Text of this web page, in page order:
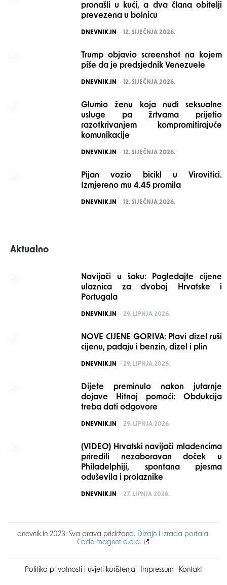
pronašli u kući, a dva člana obitelji
prevezena u bolnicu
POSTED
DNEVNIK.IN 12. SIJEČNJA 2026.
Trump objavio screenshot na kojem
piše da je predsjednik Venezuele
POSTED
DNEVNIK.IN 12. SIJEČNJA 2026.
Glumio ženu koja nudi seksualne
usluge pa žrtvama prijetio
razotkrivanjem kompromitirajuće
komunikacije
POSTED
DNEVNIK.IN 12. SIJEČNJA 2026.
Pijan vozio bicikl u Virovitici.
Izmjereno mu 4.45 promila
POSTED
DNEVNIK.IN 12. SIJEČNJA 2026.
Aktualno
Navijači u šoku: Pogledajte cijene
ulaznica za dvoboj Hrvatske i
Portugala
POSTED
DNEVNIK.IN 29. LIPNJA 2026.
NOVE CIJENE GORIVA: Plavi dizel ruši
cijenu, padaju i benzin, dizel i plin
POSTED
DNEVNIK.IN 29. LIPNJA 2026.
Dijete preminulo nakon jutarnje
dojave Hitnoj pomoći: Obdukcija
treba dati odgovore
POSTED
DNEVNIK.IN 29. LIPNJA 2026.
(VIDEO) Hrvatski navijači mladencima
priredili nezaboravan doček u
Philadelphiji, spontana pjesma
oduševila i prolaznike
POSTED
DNEVNIK.IN 27. LIPNJA 2026.
dnevnik.in 2023. Sva prava pridržana. Dizajn i izrada portala:
Code magnet d.o.o.
Politika privatnosti i uvjeti korištenja Impressum Kontakt